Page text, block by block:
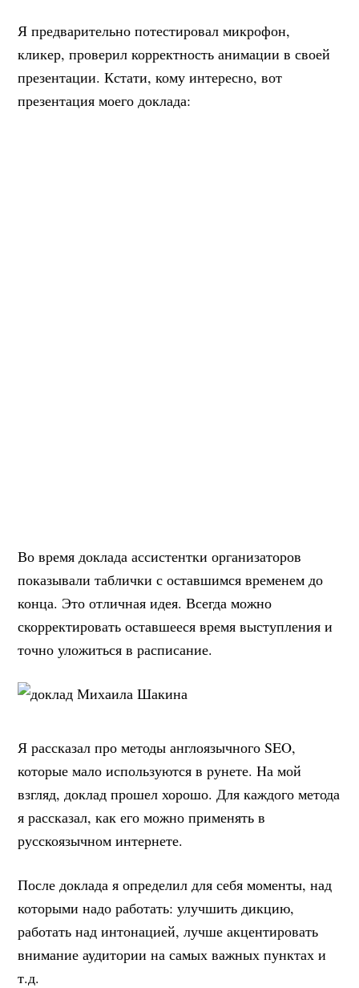
Я предварительно потестировал микрофон,
кликер, проверил корректность анимации в своей
презентации. Кстати, кому интересно, вот
презентация моего доклада:
Во время доклада ассистентки организаторов
показывали таблички с оставшимся временем до
конца. Это отличная идея. Всегда можно
скорректировать оставшееся время выступления и
точно уложиться в расписание.
Я рассказал про методы англоязычного SEO,
которые мало используются в рунете. На мой
взгляд, доклад прошел хорошо. Для каждого метода
я рассказал, как его можно применять в
русскоязычном интернете.
После доклада я определил для себя моменты, над
которыми надо работать: улучшить дикцию,
работать над интонацией, лучше акцентировать
внимание аудитории на самых важных пунктах и
т.д.